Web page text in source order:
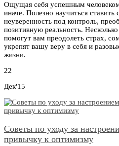
Ощущая себя успешным
иначе. Полезно научиться ставить
неуверенность под контроль,
позитивную реальность.
помогут вам преодолеть страх,
укрепят вашу веру в себя и
жизни.
22
Дек'15
Советы по уходу за
привычку к оптимизму